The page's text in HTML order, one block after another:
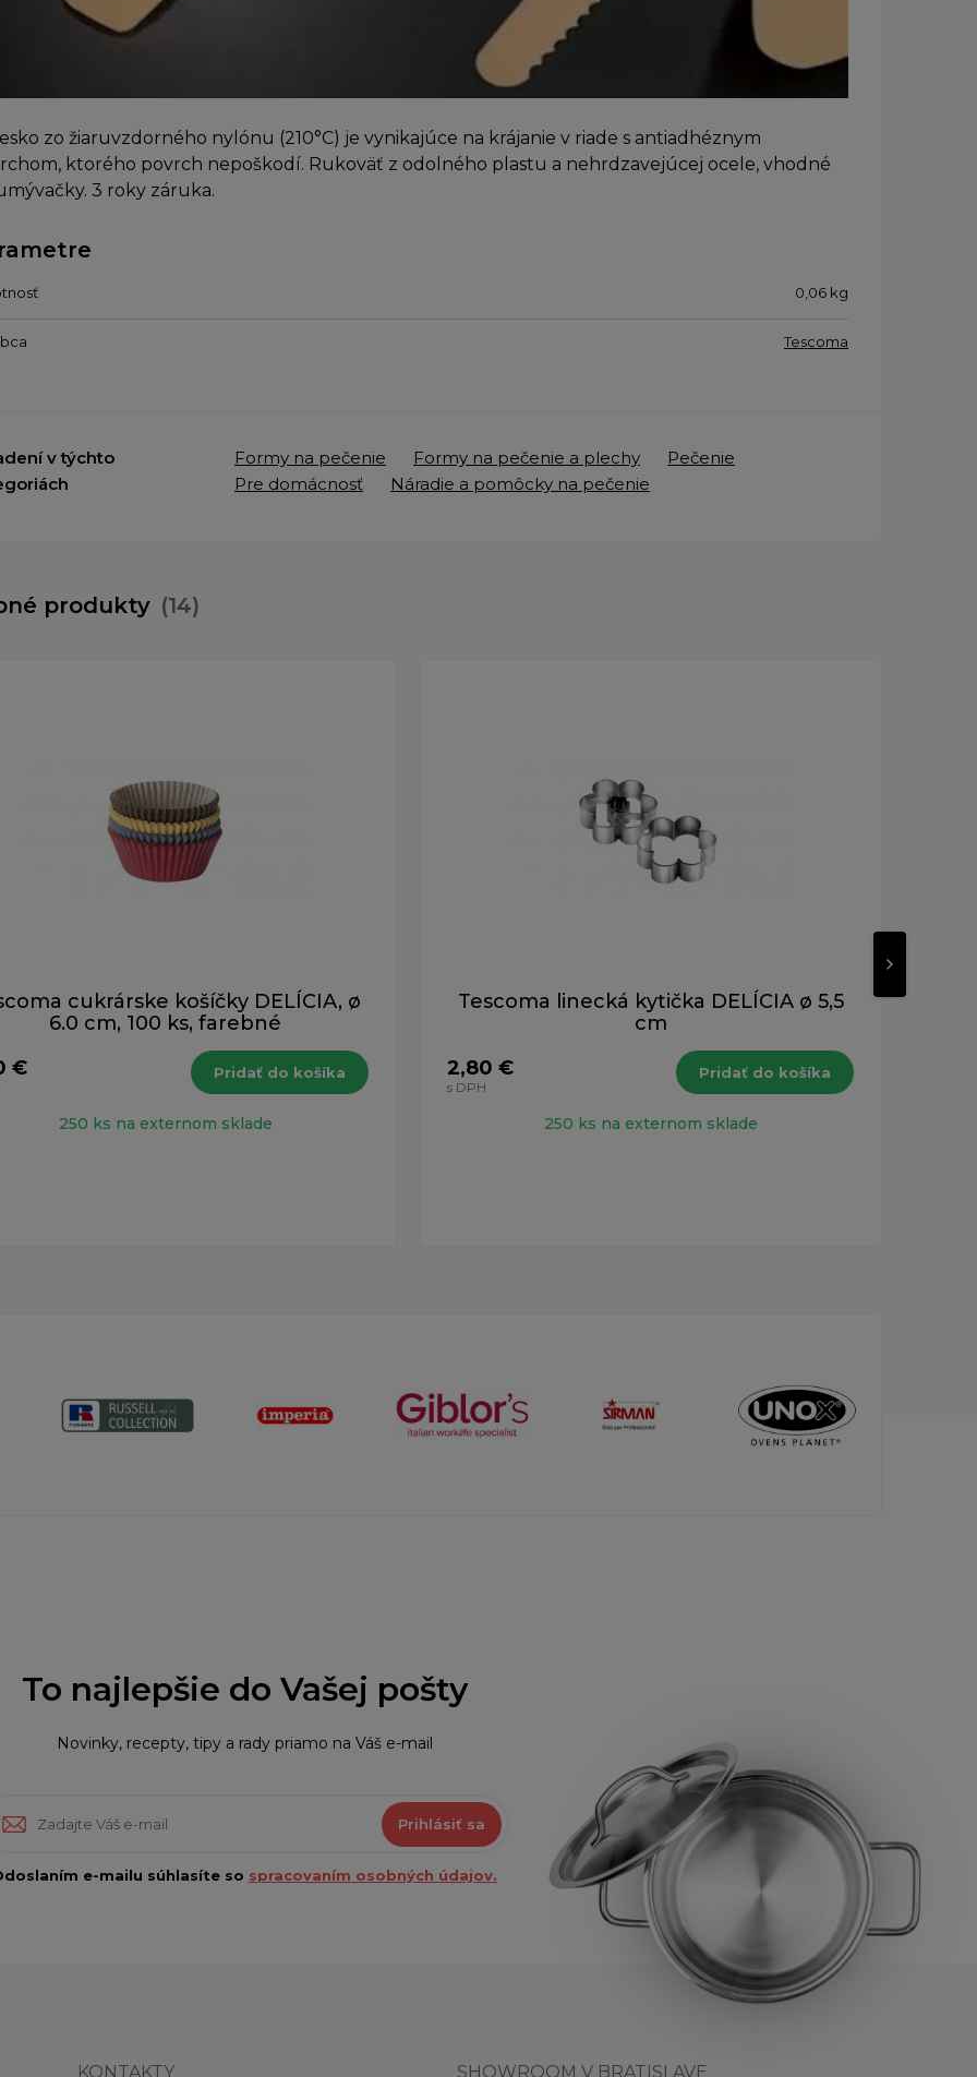
zo žiaruvzdorného nylónu (210°C) je vynikajúce na krájanie v riade s antiadhéznym
ktorého povrch nepoškodí. Rukoväť z odolného plastu a nehrdzavejúcej ocele, vhodné
3 roky záruka.
0,06 kg
Tescoma
v týchto
Formy na pečenie Formy na pečenie a plechy
Pečenie
Pre domácnosť
Náradie a pomôcky na pečenie
produkty (14)
cukrárske košíčky DELÍCIA, ø
6.0 cm, 100 ks, farebné
€
Pridať do košíka
250 ks na externom sklade
Tescoma linecká kytička DELÍCIA ø 5,5
cm
2,80 €
s DPH
Pridať do košíka
250 ks na externom sklade
To najlepšie do Vašej pošty
Novinky, recepty, tipy a rady priamo na Váš e-mail
Prihlásiť sa
e-mailu súhlasíte so spracovaním osobných údajov.
KONTAKTY SHOWROOM V BRATISLAVE